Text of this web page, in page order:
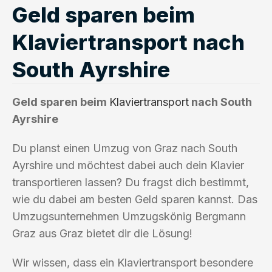
Geld sparen beim
Klaviertransport nach
South Ayrshire
Geld sparen beim Klaviertransport nach South
Ayrshire
Du planst einen Umzug von Graz nach South
Ayrshire und möchtest dabei auch dein Klavier
transportieren lassen? Du fragst dich bestimmt,
wie du dabei am besten Geld sparen kannst. Das
Umzugsunternehmen Umzugskönig Bergmann
Graz aus Graz bietet dir die Lösung!
Wir wissen, dass ein Klaviertransport besondere